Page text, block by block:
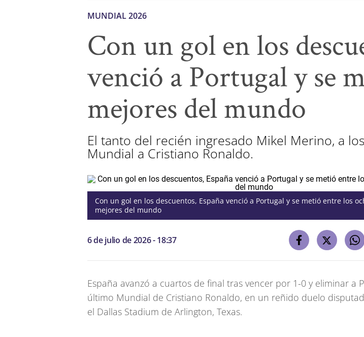
MUNDIAL 2026
Con un gol en los
venció a Portugal y se
mejores del mundo
El tanto del recién ingresado Mikel Merino, a
Mundial a Cristiano Ronaldo.
Con un gol en los descuentos, España venció a Portugal y se metió entre los
mejores del mundo
6 de julio de 2026 - 18:37
España avanzó a cuartos de final tras vencer por 1-0 y eliminar a
último Mundial de Cristiano Ronaldo, en un reñido duelo
el Dallas Stadium de Arlington, Texas.